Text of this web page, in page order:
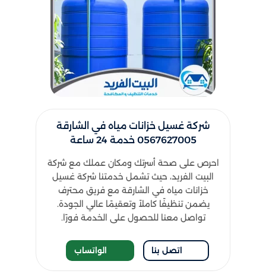
شركة غسيل خزانات مياه في الشارقة
0567627005 خدمة 24 ساعة
احرص على صحة أسرتك ومكان عملك مع شركة
البيت الفريد، حيث تشمل خدمتنا شركة غسيل
خزانات مياه في الشارقة مع فريق محترف
يضمن تنظيفًا كاملاً وتعقيمًا عالي الجودة.
تواصل معنا للحصول على الخدمة فورًا.
اتصل بنا الواتساب